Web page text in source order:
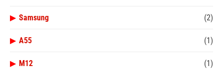
▶ Samsung (2)
▶ A55 (1)
▶ M12 (1)